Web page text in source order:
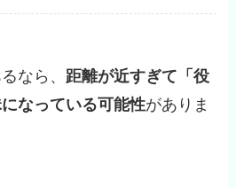
なら、 距離が近すぎて「役
なっている可能性がありま